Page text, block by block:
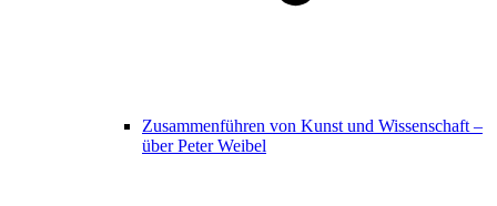
Zusammenführen von Kunst und Wissenschaft –
über Peter Weibel